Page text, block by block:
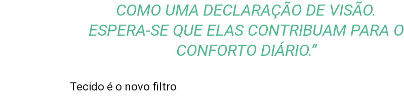
COMO UMA DECLARAÇÃO DE VISÃO.
ESPERA-SE QUE ELAS CONTRIBUAM PARA O
CONFORTO DIÁRIO.”
Tecido é o novo filtro